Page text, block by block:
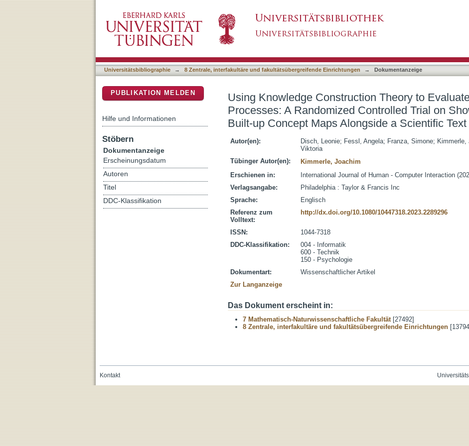
Using Knowledge Construction Theory to Evaluate Learning Processes: A
Trial on Showing Gradually Built-up Concept Maps Alongside a Scientific Text
Universitätsbibliographie → 8 Zentrale, interfakultäre und fakultätsübergreifende Einrichtungen → Dokumentanzeige
Using Knowledge Construction Theory to
Processes: A Randomized Controlled Trial on
Built-up Concept Maps Alongside a Scientific Text
Autor(en): Disch, Leonie; Fessl, Angela; Franza, Simone; Kimmerle,
Viktoria
Tübinger Autor(en):
Kimmerle, Joachim
Erschienen in:
International Journal of Human - Computer Interaction
Verlagsangabe:
Philadelphia : Taylor & Francis Inc
Sprache:
Englisch
Referenz zum
Volltext:
http://dx.doi.org/10.1080/10447318.2023.2289296
ISSN:
1044-7318
DDC-Klassifikation:
004 - Informatik
600 - Technik
150 - Psychologie
Dokumentart:
Wissenschaftlicher Artikel
Zur Langanzeige
Das Dokument erscheint in:
7 Mathematisch-Naturwissenschaftliche Fakultät[27492]
8 Zentrale, interfakultäre und fakultätsübergreifende Einrichtungen
PUBLIKATION MELDEN
Hilfe und Informationen
Stöbern
Dokumentanzeige
Erscheinungsdatum
Autoren
Titel
DDC-Klassifikation
Kontakt